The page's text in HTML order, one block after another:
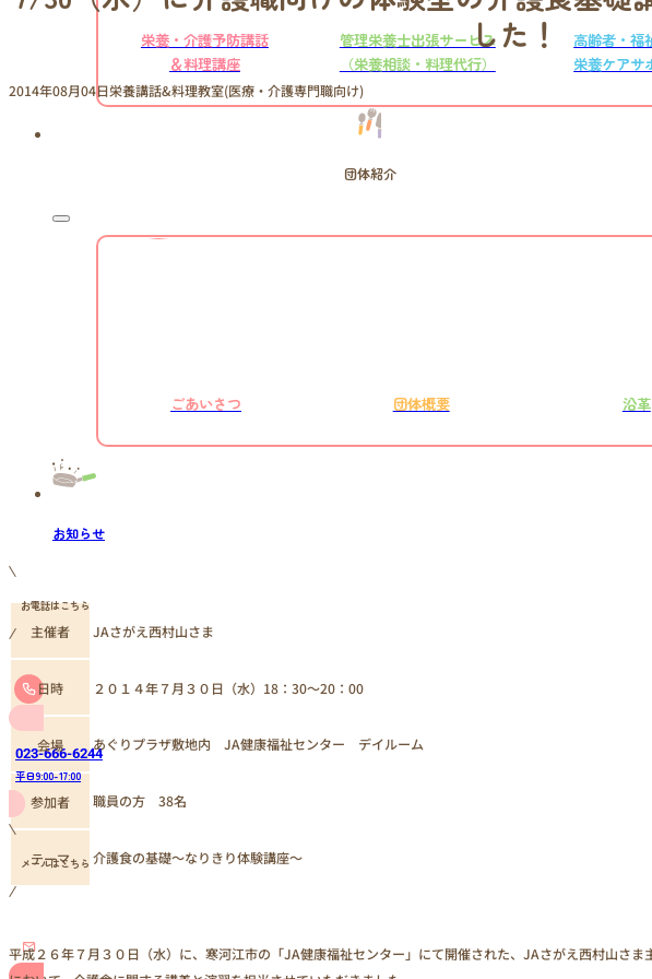
栄養・介護予防講話
＆料理講座
管理栄養士出張サービス
（栄養相談・料理代行）
高齢者・福
栄養ケアサ
団体紹介
ごあいさつ 団体概要 沿革
お知らせ
お電話はこちら
023-666-6244
平日9:00-17:00
メールはこちら
した！
2014年08月04日栄養講話&料理教室(医療・介護専門職向け)
主催者 JAさがえ西村山さま
日時 ２０１４年７月３０日（水）18：30～20：00
会場 あぐりプラザ敷地内 JA健康福祉センター デイルーム
参加者 職員の方 38名
テーマ 介護食の基礎～なりきり体験講座～
平成２６年７月３０日（水）に、寒河江市の「JA健康福祉センター」にて開催された、JAさがえ西村山さま